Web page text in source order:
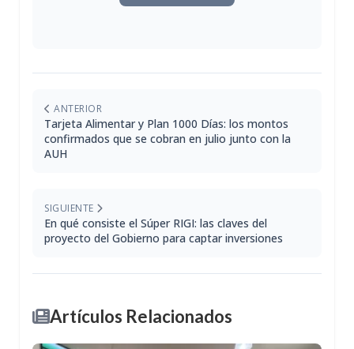
ANTERIOR
Tarjeta Alimentar y Plan 1000 Días: los montos
confirmados que se cobran en julio junto con la
AUH
SIGUIENTE
En qué consiste el Súper RIGI: las claves del
proyecto del Gobierno para captar inversiones
Artículos Relacionados